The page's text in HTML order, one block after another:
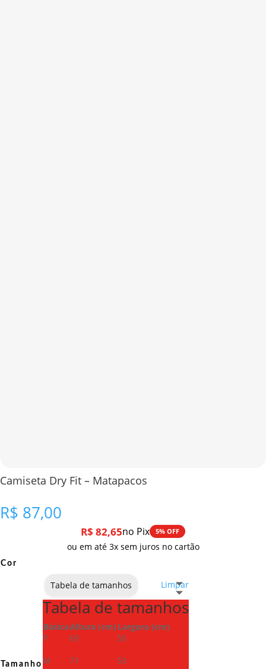
Camiseta Dry Fit – Matapacos
R$ 87,00
R$ 82,65no Pix 5% OFF
ou em até 3x sem juros no cartão
Cor
Tamanho
Limpar
Tabela de tamanhos
Tabela de tamanhos
BásicaAltura (cm) Largura (cm)
P
69
50
M
71
53